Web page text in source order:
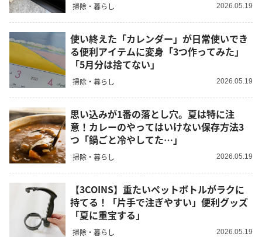
掃除・暮らし 2026.05.19
使い終えた「カレンダー」が日常使いでき
る便利アイテムに変身「3つ作ってみた」
「5月分は捨てない」
掃除・暮らし 2026.05.19
思い込みが1番の落とし穴。夏は特に注
意！カレーのやってはいけない保存方法3
つ「鍋ごと冷やしてた…」
掃除・暮らし 2026.05.19
【3COINS】重たいペットボトルがラクに
持てる！「片手で注ぎやすい」便利グッズ
「夏に重宝する」
掃除・暮らし 2026.05.19